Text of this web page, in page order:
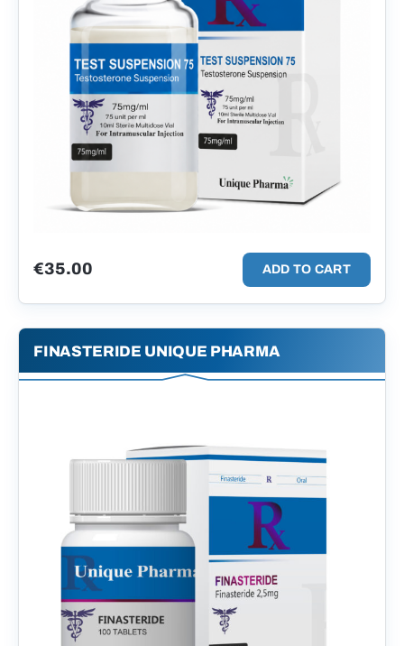
€35.00 ADD TO CART
FINASTERIDE UNIQUE PHARMA